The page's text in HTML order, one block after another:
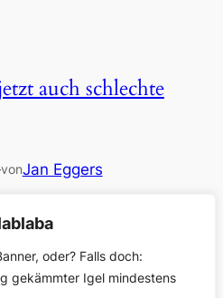
oder? Falls doch:
gekämmter Igel mindestens
auch schlechte
vonJan Eggers
von Facebook – sieht
falschen Fãhrte. Ein
Es sieht so aus, als ob
Tonalitätsanalyse